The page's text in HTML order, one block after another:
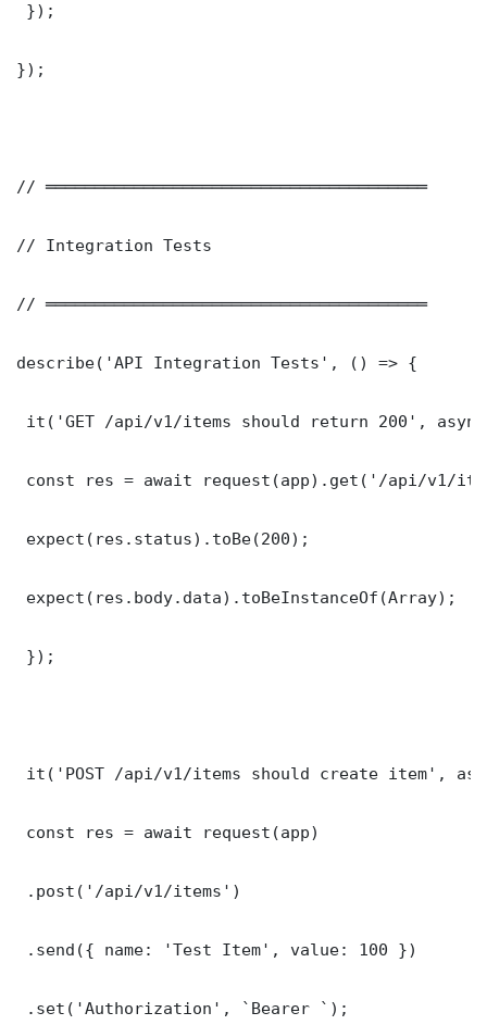
});
});
// ═══════════════════════════════════════
// Integration Tests
// ═══════════════════════════════════════
describe('API Integration Tests', () => {
it('GET /api/v1/items should return 200',
const res = await request(app).get('/api/v1/
expect(res.status).toBe(200);
expect(res.body.data).toBeInstanceOf(Array);
});
it('POST /api/v1/items should create item',
const res = await request(app)
.post('/api/v1/items')
.send({ name: 'Test Item', value: 100 })
.set('Authorization', `Bearer `);